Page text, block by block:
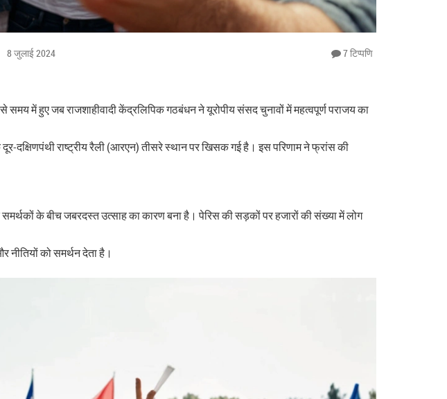
8 जुलाई 2024 7 टिप्पणि
समय में हुए जब राजशाहीवादी केंद्रलिपिक गठबंधन ने यूरोपीय संसद चुनावों में महत्वपूर्ण पराजय का
दूर-दक्षिणपंथी राष्ट्रीय रैली (आरएन) तीसरे स्थान पर खिसक गई है। इस परिणाम ने फ्रांस की
के बीच जबरदस्त उत्साह का कारण बना है। पेरिस की सड़कों पर हजारों की संख्या में लोग
को समर्थन देता है।